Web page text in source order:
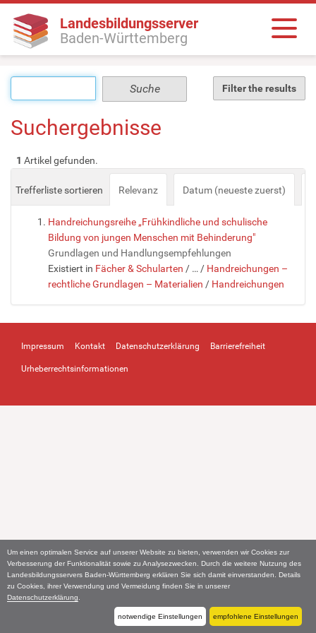
Um einen optimalen Service auf unserer Website zu bieten, verwenden wir Cookies zur
Verbesserung der Funktionalität sowie zu Analysezwecken. Durch die weitere Nutzung des
Landesbildungsservers Baden-Württemberg erklären Sie sich damit einverstanden. Details
zu Cookies, ihrer Verwendung und Vermeidung finden Sie in unserer
Datenschutzerklärung
notwendige Einstellungen empfohlene Einstellungen
Landesbildungsserver
Baden-Württemberg
Filter the results
Suchergebnisse
1 Artikel gefunden.
Trefferliste sortieren Relevanz Datum (neueste zuerst)
Handreichungsreihe „Frühkindliche und schulische
Bildung von jungen Menschen mit Behinderung"
Grundlagen und Handlungsempfehlungen
Existiert in Fächer & Schularten / … / Handreichungen –
rechtliche Grundlagen – Materialien / Handreichungen
Impressum Kontakt Datenschutzerklärung Barrierefreiheit
Urheberrechtsinformationen